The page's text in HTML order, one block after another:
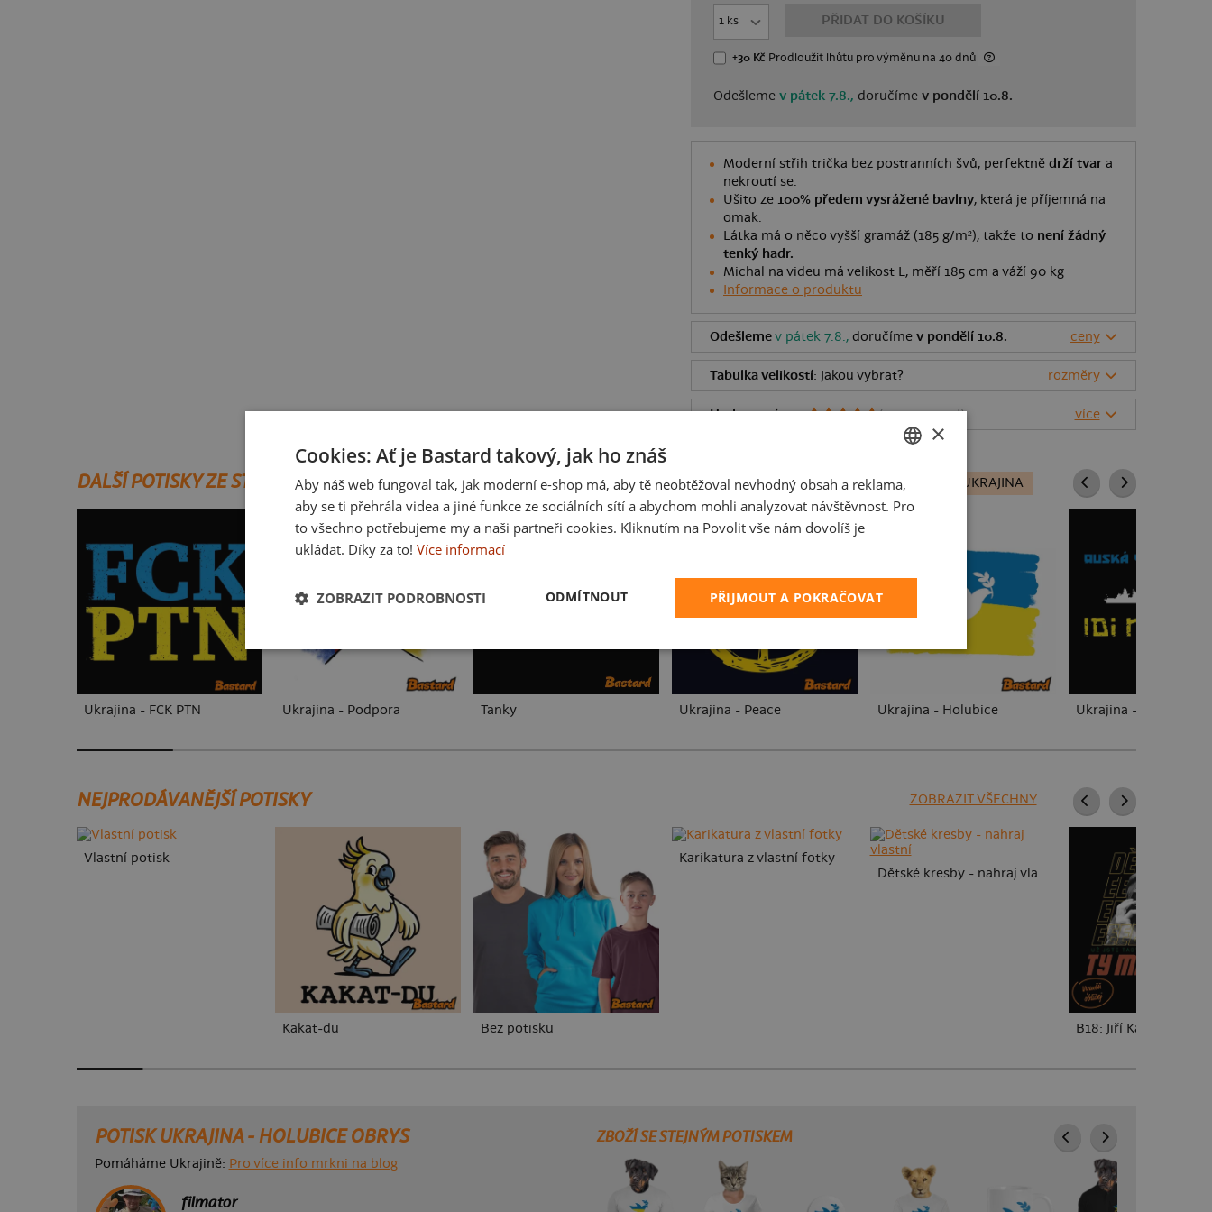
PŘIDAT DO KOŠÍKU
+30 Kč Prodloužit lhůtu pro výměnu na 40 dnů
Odešleme v pátek 7.8., doručíme v pondělí 10.8.
Moderní střih trička bez postranních švů, perfektně drží tvar a
nekroutí se.
Ušito ze 100% předem vysrážené bavlny, která je příjemná na
omak.
Látka má o něco vyšší gramáž (185 g/m²), takže to není žádný
tenký hadr.
Michal na videu má velikost L, měří 185 cm a váží 90 kg
Informace o produktu
Odešlemev pátek 7.8., doručíme v pondělí 10.8. ceny
Tabulka velikostí: Jakou vybrat? rozměry
Hodnocení:4.93 (3023recenzí) více
DALŠÍ POTISKY ZE STEJNÉ KATEGORIE PROCHÁZET VŠE: UKRAJINA
Ukrajina - FCK PTN Ukrajina - Podpora Tanky Ukrajina - Peace Ukrajina - Holubice Ukrajina - Lodi idi na
NEJPRODÁVANĚJŠÍ POTISKY ZOBRAZIT VŠECHNY
Vlastní potisk
Kakat-du Bez potisku
Karikatura z vlastní fotky
Dětské kresby - nahraj vlastní
B18: Jiří Kára
POTISK UKRAJINA - HOLUBICE OBRYS
Pomáháme Ukrajině: Pro více info mrkni na blog
filmator
ZBOŽÍ SE STEJNÝM POTISKEM
CZECH
SLOVAK
×
Cookies: Ať je Bastard takový, jak ho znáš
Aby náš web fungoval tak, jak moderní e-shop má, aby tě neobtěžoval nevhodný obsah a reklama,
aby se ti přehrála videa a jiné funkce ze sociálních sítí a abychom mohli analyzovat návštěvnost. Pro
to všechno potřebujeme my a naši partneři cookies. Kliknutím na Povolit vše nám dovolíš je
ukládat. Díky za to! Více informací
PŘIJMOUT A POKRAČOVAT
ODMÍTNOUT
ZOBRAZIT PODROBNOSTI